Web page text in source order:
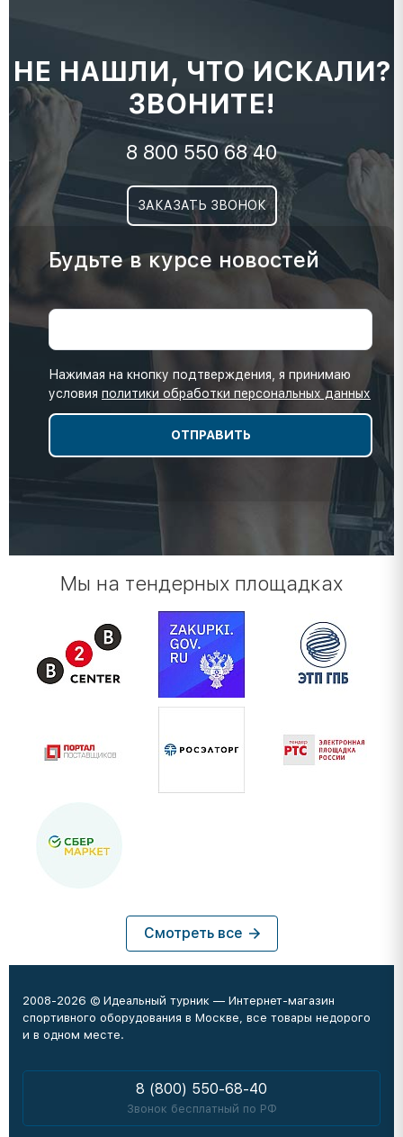
НЕ НАШЛИ, ЧТО ИСКАЛИ?
ЗВОНИТЕ!
8 800 550 68 40
ЗАКАЗАТЬ ЗВОНОК
Будьте в курсе новостей
Нажимая на кнопку подтверждения, я принимаю
условия политики обработки персональных данных
Мы на тендерных площадках
Смотреть все
2008-2026 © Идеальный турник — Интернет-магазин
спортивного оборудования в Москве, все товары недорого
и в одном месте.
8 (800) 550-68-40
Звонок бесплатный по РФ